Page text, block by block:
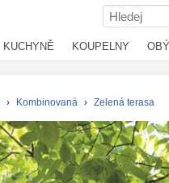
KUCHYNĚ KOUPELNY
› Kombinovaná › Zelená terasa